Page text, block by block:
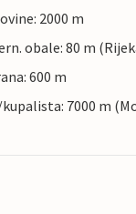
2000 m
obale: 80 m
600 m
7000 m